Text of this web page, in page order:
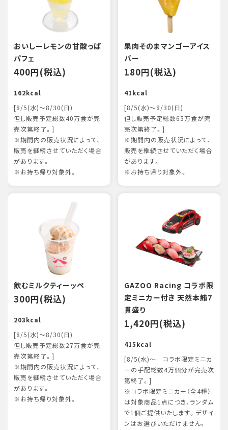
おいしーレモンの甘酸っぱ
パフェ
400円(税込)
162kcal
[8/5(水)～8/30(日)
但し販売予定総数40万食が完
売次第終了。]
※期間内の販売状況によって、
販売を継続させていただく場合
があります。
※お持ち帰り対象外。
果肉そのまマンゴーアイス
バー
180円(税込)
41kcal
[8/5(水)～8/30(日)
但し販売予定総数65万食が完
売次第終了。]
※期間内の販売状況によって、
販売を継続させていただく場合
があります。
※お持ち帰り対象外。
飲むミルクティーッペ
300円(税込)
203kcal
[8/5(水)～8/30(日)
但し販売予定総数27万食が完
売次第終了。]
※期間内の販売状況によって、
販売を継続させていただく場合
があります。
※お持ち帰り対象外。
GAZOO Racing コラボ限
定ミニカー付き 天然本鮪7
貫盛り
1,420円(税込)
415kcal
[8/5(水)～ コラボ限定ミニカ
ーの手配総数4万個分が完売次
第終了。]
※コラボ限定ミニカー（全4種）
は対象商品1点につき、ランダム
で1個ご提供いたします。デザイ
ンはお選びいただけません。